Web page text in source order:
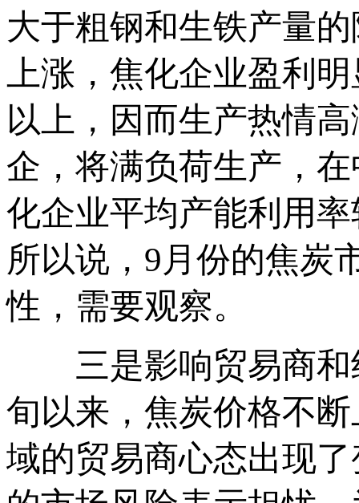
大于粗钢和生铁产量
上涨，焦化企业盈利
以上，因而生产热情
企，将满负荷生产，
化企业平均产能利用
所以说，9月份的焦炭
性，需要观察。
三是影响贸易商和
旬以来，焦炭价格不
域的贸易商心态出现